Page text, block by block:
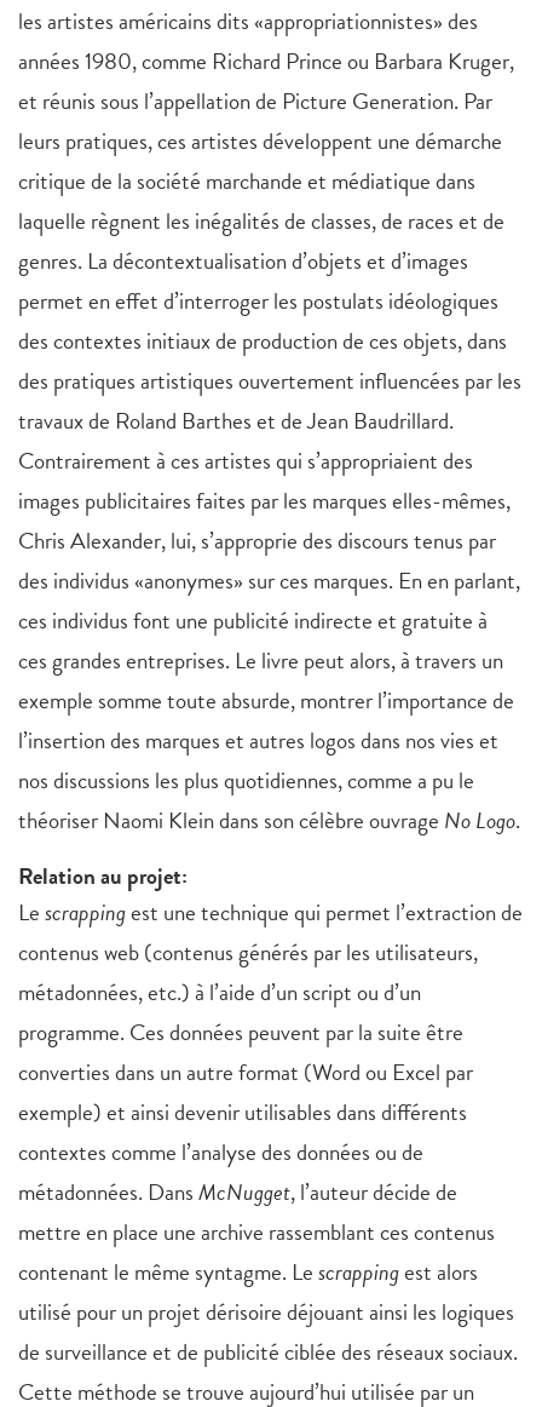
les artistes américains dits «appropriationnistes» des
années 1980, comme Richard Prince ou Barbara Kruger,
et réunis sous l’appellation de Picture Generation. Par
leurs pratiques, ces artistes développent une démarche
critique de la société marchande et médiatique dans
laquelle règnent les inégalités de classes, de races et de
genres. La décontextualisation d’objets et d’images
permet en effet d’interroger les postulats idéologiques
des contextes initiaux de production de ces objets, dans
des pratiques artistiques ouvertement influencées par les
travaux de Roland Barthes et de Jean Baudrillard.
Contrairement à ces artistes qui s’appropriaient des
images publicitaires faites par les marques elles-mêmes,
Chris Alexander, lui, s’approprie des discours tenus par
des individus «anonymes» sur ces marques. En en parlant,
ces individus font une publicité indirecte et gratuite à
ces grandes entreprises. Le livre peut alors, à travers un
exemple somme toute absurde, montrer l’importance de
l’insertion des marques et autres logos dans nos vies et
nos discussions les plus quotidiennes, comme a pu le
théoriser Naomi Klein dans son célèbre ouvrage No Logo.
Relation au projet:
Lescrappingest une technique qui permet l’extraction de
contenus web (contenus générés par les utilisateurs,
métadonnées, etc.) à l’aide d’un script ou d’un
programme. Ces données peuvent par la suite être
converties dans un autre format (Word ou Excel par
exemple) et ainsi devenir utilisables dans différents
contextes comme l’analyse des données ou de
métadonnées. DansMcNugget, l’auteur décide de
mettre en place une archive rassemblant ces contenus
contenant le même syntagme. Lescrappingest alors
utilisé pour un projet dérisoire déjouant ainsi les logiques
de surveillance et de publicité ciblée des réseaux sociaux.
Cette méthode se trouve aujourd’hui utilisée par un